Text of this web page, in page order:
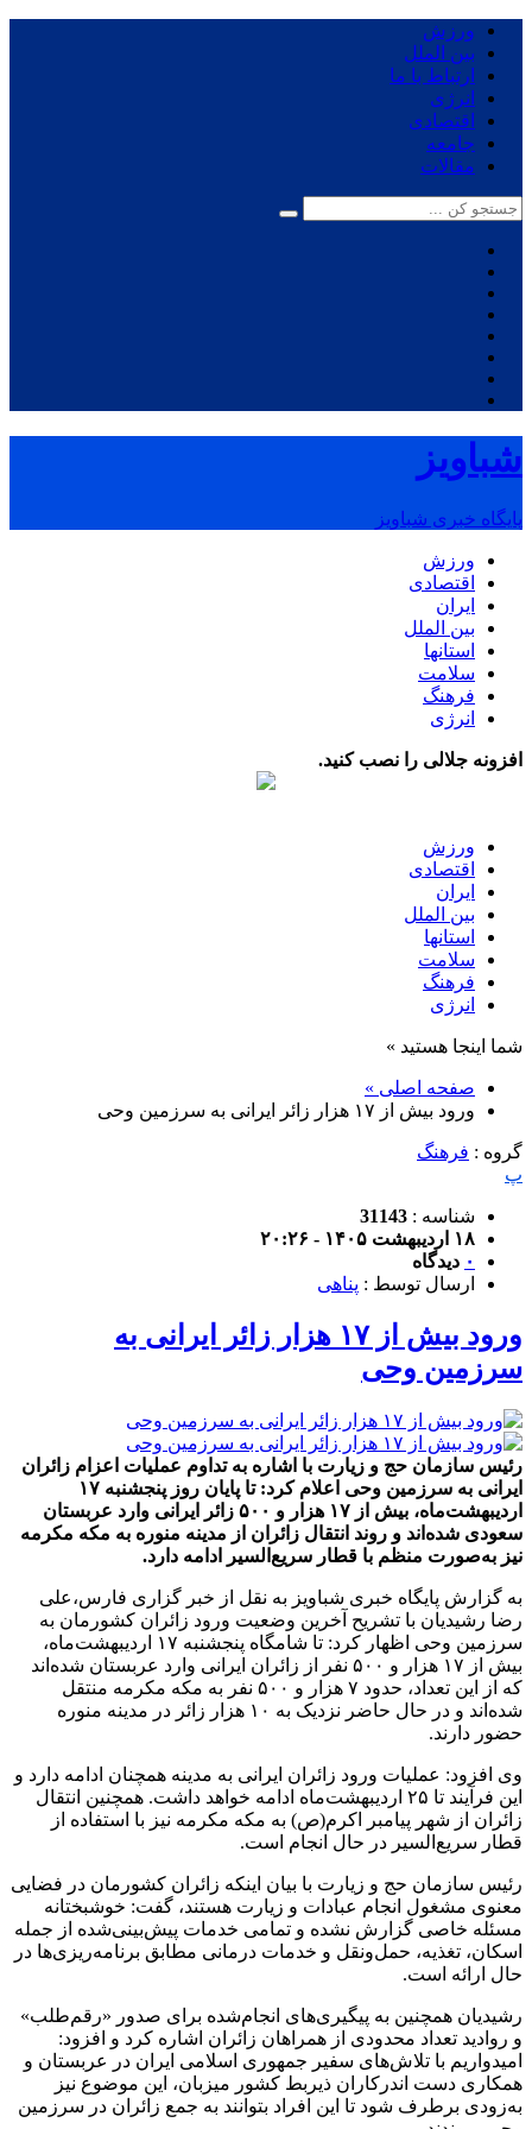
ورزش
بین الملل
ارتباط با ما
انرژی
اقتصادی
جامعه
مقالات
شباویز
پایگاه خبری شباویز
ورزش
اقتصادی
ایران
بین الملل
استانها
سلامت
فرهنگ
انرژی
افزونه جلالی را نصب کنید.
ورزش
اقتصادی
ایران
بین الملل
استانها
سلامت
فرهنگ
انرژی
شما اینجا هستید »
صفحه اصلی »
ورود بیش از ۱۷ هزار زائر ایرانی به سرزمین وحی
گروه : فرهنگ
پ
شناسه : 31143
۱۸ اردیبهشت ۱۴۰۵ - ۲۰:۲۶
۰ دیدگاه
ارسال توسط : پناهی
ورود بیش از ۱۷ هزار زائر ایرانی به
سرزمین وحی
رئیس سازمان حج و زیارت با اشاره به تداوم عملیات اعزام زائران
ایرانی به سرزمین وحی اعلام کرد: تا پایان روز پنجشنبه ۱۷
اردیبهشت‌ماه، بیش از ۱۷ هزار و ۵۰۰ زائر ایرانی وارد عربستان
سعودی شده‌اند و روند انتقال زائران از مدینه منوره به مکه مکرمه
نیز به‌صورت منظم با قطار سریع‌السیر ادامه دارد.
به گزارش پایگاه خبری شباویز به نقل از خبر گزاری فارس،علی
رضا رشیدیان با تشریح آخرین وضعیت ورود زائران کشورمان به
سرزمین وحی اظهار کرد: تا شامگاه پنجشنبه ۱۷ اردیبهشت‌ماه،
بیش از ۱۷ هزار و ۵۰۰ نفر از زائران ایرانی وارد عربستان شده‌اند
که از این تعداد، حدود ۷ هزار و ۵۰۰ نفر به مکه مکرمه منتقل
شده‌اند و در حال حاضر نزدیک به ۱۰ هزار زائر در مدینه منوره
حضور دارند.
وی افزود: عملیات ورود زائران ایرانی به مدینه همچنان ادامه دارد و
این فرآیند تا ۲۵ اردیبهشت‌ماه ادامه خواهد داشت. همچنین انتقال
زائران از شهر پیامبر اکرم(ص) به مکه مکرمه نیز با استفاده از
قطار سریع‌السیر در حال انجام است.
رئیس سازمان حج و زیارت با بیان اینکه زائران کشورمان در فضایی
معنوی مشغول انجام عبادات و زیارت هستند، گفت: خوشبختانه
مسئله خاصی گزارش نشده و تمامی خدمات پیش‌بینی‌شده از جمله
اسکان، تغذیه، حمل‌ونقل و خدمات درمانی مطابق برنامه‌ریزی‌ها در
حال ارائه است.
رشیدیان همچنین به پیگیری‌های انجام‌شده برای صدور «رقم‌طلب»
و روادید تعداد محدودی از همراهان زائران اشاره کرد و افزود:
امیدواریم با تلاش‌های سفیر جمهوری اسلامی ایران در عربستان و
همکاری دست اندرکاران ذیربط کشور میزبان، این موضوع نیز
به‌زودی برطرف شود تا این افراد بتوانند به جمع زائران در سرزمین